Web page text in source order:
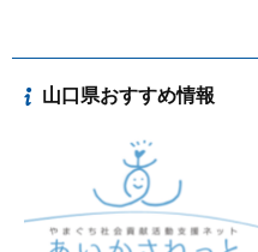
山口県おすすめ情報